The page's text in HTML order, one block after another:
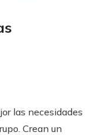
las necesidades
Crean un